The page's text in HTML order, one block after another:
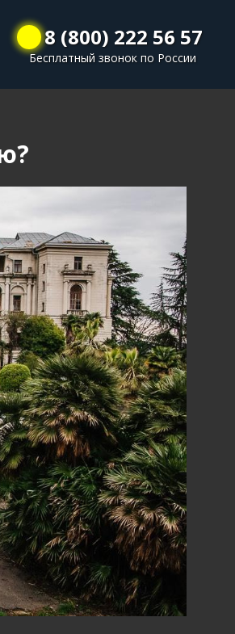
8 (800) 222 56 57
Бесплатный звонок по России